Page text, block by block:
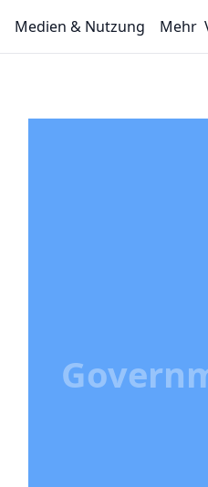
Medien & Nutzung Mehr